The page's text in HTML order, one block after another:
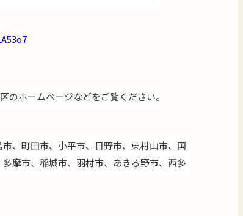
ホームページなどをご覧ください。
、町田市、小平市、日野市、東村山市、国
摩市、稲城市、羽村市、あきる野市、西多